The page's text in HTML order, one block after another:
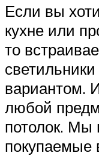
Если вы
кухне или
то
вариантом.
любой
потолок. Мы
покупаемые